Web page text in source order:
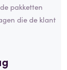
pakketten
die de klant